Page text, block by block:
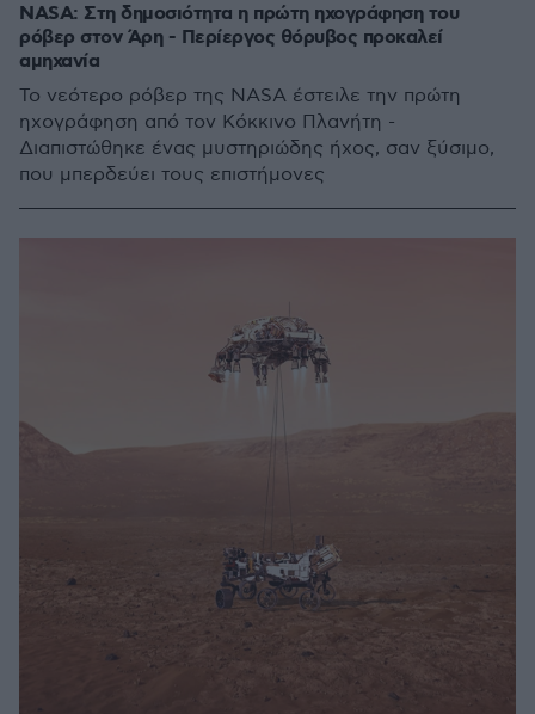
NASA: Στη δημοσιότητα η πρώτη ηχογράφηση του
ρόβερ στον Άρη - Περίεργος θόρυβος προκαλεί
αμηχανία
Το νεότερο ρόβερ της NASA έστειλε την πρώτη
ηχογράφηση από τον Κόκκινο Πλανήτη -
Διαπιστώθηκε ένας μυστηριώδης ήχος, σαν ξύσιμο,
που μπερδεύει τους επιστήμονες